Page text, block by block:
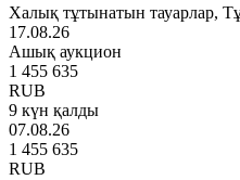
Халық тұтынатын тауарлар,
17.08.26
Ашық аукцион
1 455 635
RUB
9 күн қалды
07.08.26
1 455 635
RUB